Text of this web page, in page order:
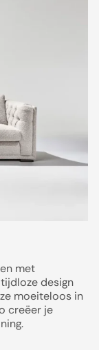
met
design
moeiteloos in
creëer je